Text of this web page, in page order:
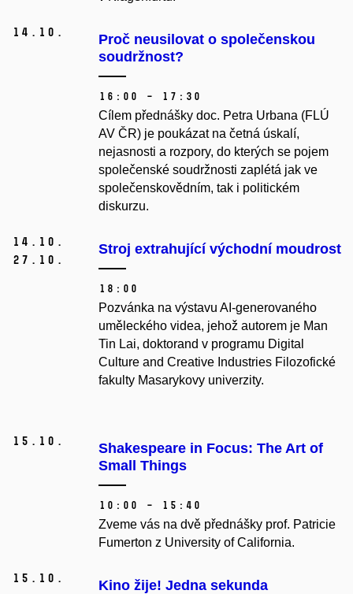
14. 10.
Proč neusilovat o společenskou
soudržnost?
16:00 – 17:30
Cílem přednášky doc. Petra Urbana (FLÚ
AV ČR) je poukázat na četná úskalí,
nejasnosti a rozpory, do kterých se pojem
společenské soudržnosti zaplétá jak ve
společenskovědním, tak i politickém
diskurzu.
14. 10.
27. 10.
Stroj extrahující východní moudrost
18:00
Pozvánka na výstavu AI-generovaného
uměleckého videa, jehož autorem je Man
Tin Lai, doktorand v programu Digital
Culture and Creative Industries Filozofické
fakulty Masarykovy univerzity.
15. 10.
Shakespeare in Focus: The Art of
Small Things
10:00 – 15:40
Zveme vás na dvě přednášky prof. Patricie
Fumerton z University of California.
15. 10. Kino žije! Jedna sekunda